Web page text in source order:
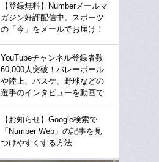
【登録無料】Numberメールマ
ガジン好評配信中。スポーツ
の「今」をメールでお届け！
YouTubeチャンネル登録者数
60,000人突破！バレーボール
や陸上、バスケ、野球などの
選手のインタビューを動画で
【お知らせ】Google検索で
「Number Web」の記事を見
つけやすくする方法